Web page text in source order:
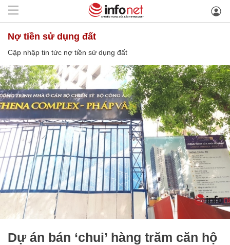
nợ tiền sử dụng đất
Cập nhập tin tức nợ tiền sử dụng đất
Dự án bán ‘chui’ hàng trăm căn hộ